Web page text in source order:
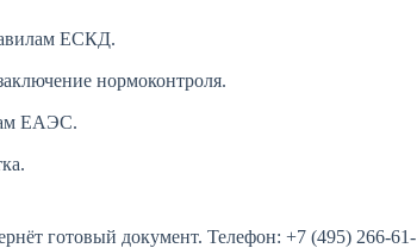
ЕСКД.
нормоконтроля.
ЕАЭС.
готовый документ. Телефон: +7 (495) 266-61-